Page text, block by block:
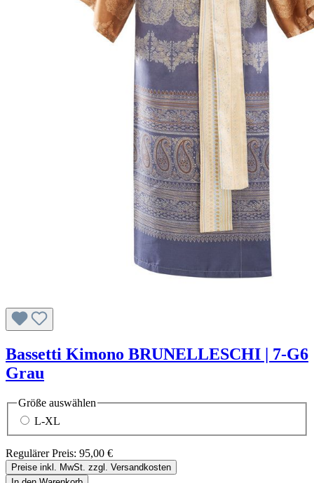
Bassetti Kimono BRUNELLESCHI | 7-G6
Grau
Größe auswählen
L-XL
Regulärer Preis: 95,00 €
Preise inkl. MwSt. zzgl. Versandkosten